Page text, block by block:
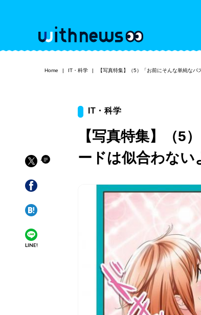
Home IT・科学 【写真特集】（5）「お前にそんな単純なパ
LINE!
IT・科学
【写真特集】（5
ードは似合わない